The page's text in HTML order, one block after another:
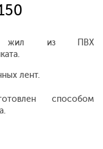
жил из ПВХ
лент.
способом